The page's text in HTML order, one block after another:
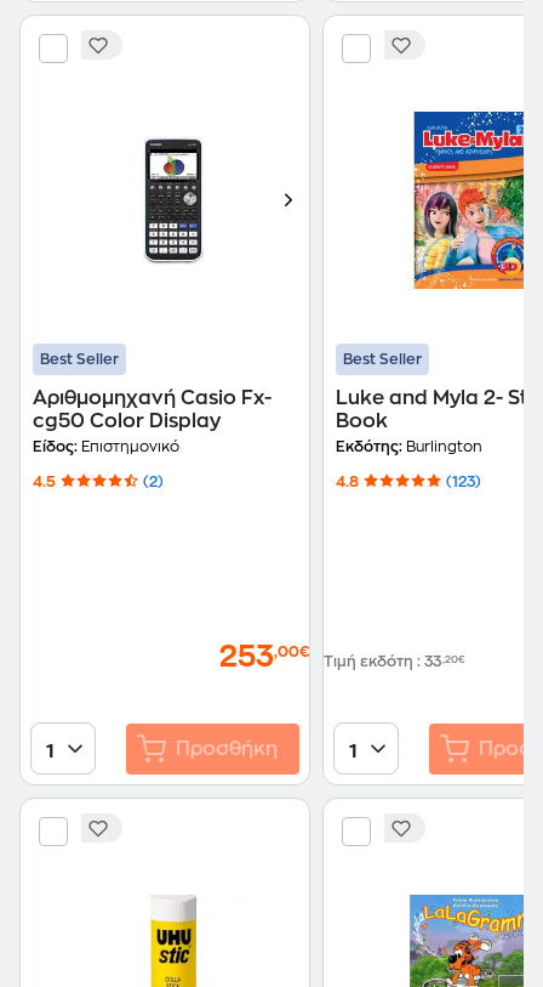
Best Seller
Αριθμομηχανή Casio Fx-
cg50 Color Display
Είδος: Επιστημονικό
4.5 (2)
253,00€
1 Προσθήκη
Best Seller
Luke and Myla 2-
Book
Εκδότης: Burlington
4.8 (123)
Τιμή εκδότη : 33,20€
1